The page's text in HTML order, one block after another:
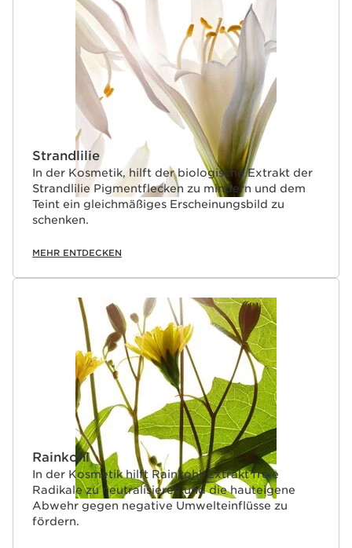
Strandlilie
In der Kosmetik, hilft der biologische Extrakt der
Strandlilie Pigmentflecken zu mindern und dem
Teint ein gleichmäßiges Erscheinungsbild zu
schenken.
MEHR ENTDECKEN
Rainkohl
In der Kosmetik hilft Rainkohl-Extrakt freie
Radikale zu neutralisieren und die hauteigene
Abwehr gegen negative Umwelteinflüsse zu
fördern.